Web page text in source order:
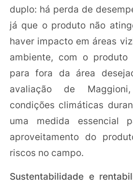
duplo: há perda de
já que o produto não
haver impacto em áreas
ambiente, com o produto
para fora da área
avaliação de
condições climáticas
uma medida essencial
aproveitamento do
riscos no campo.
Sustentabilidade e